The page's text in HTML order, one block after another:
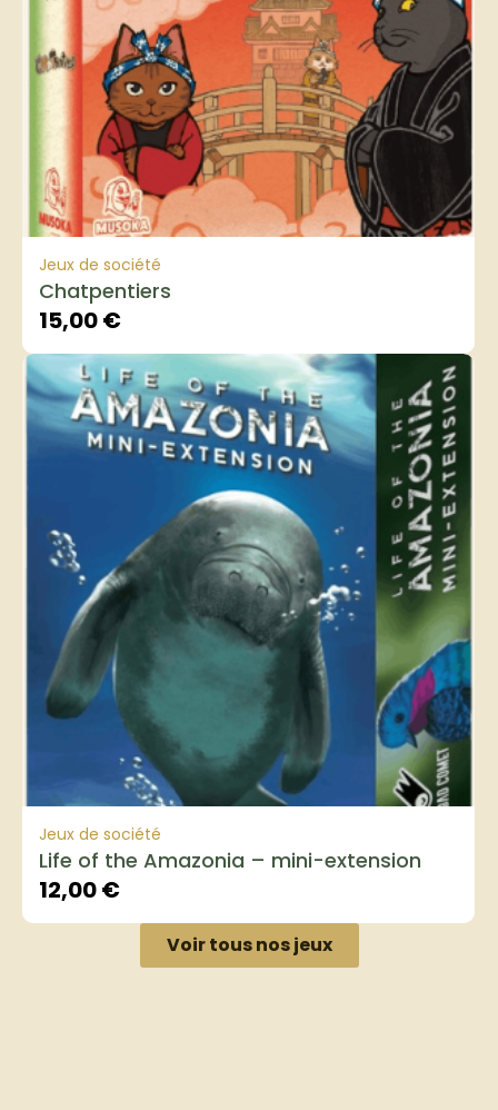
Jeux de société
Chatpentiers
15,00€
Jeux de société
Life of the Amazonia – mini-extension
12,00€
Voir tous nos jeux